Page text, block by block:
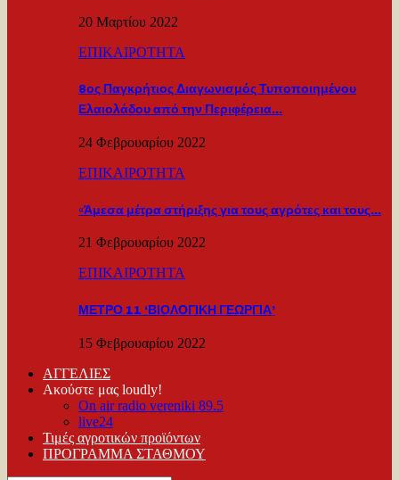
20 Μαρτίου 2022
ΕΠΙΚΑΙΡΟΤΗΤΑ
8ος Παγκρήτιος Διαγωνισμός Τυποποιημένου
Ελαιολάδου από την Περιφέρεια…
24 Φεβρουαρίου 2022
ΕΠΙΚΑΙΡΟΤΗΤΑ
«Άμεσα μέτρα στήριξης για τους αγρότες και τους…
21 Φεβρουαρίου 2022
ΕΠΙΚΑΙΡΟΤΗΤΑ
ΜΕΤΡΟ 11 ‘ΒΙΟΛΟΓΙΚΗ ΓΕΩΡΓΙΑ’
15 Φεβρουαρίου 2022
ΑΓΓΕΛΙΕΣ
Ακούστε μας loudly!
On air radio vereniki 89.5
live24
Τιμές αγροτικών προϊόντων
ΠΡΟΓΡΑΜΜΑ ΣΤΑΘΜΟΥ